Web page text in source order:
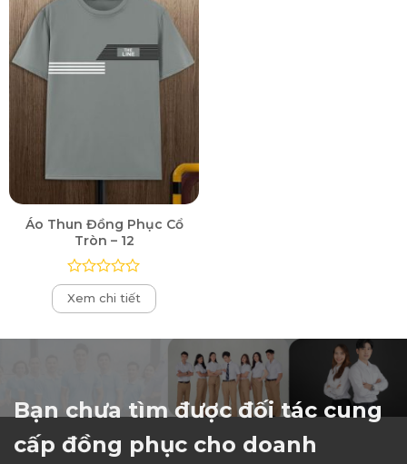
Áo Thun Đồng Phục Cổ
Tròn – 12
Được
xếp
hạng
Xem chi tiết
Bạn chưa tìm được đối tác cung
cấp đồng phục cho doanh